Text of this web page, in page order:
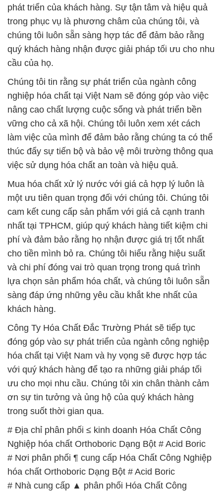
phát triển của khách hàng. Sự tận tâm và hiệu quả
trong phục vụ là phương châm của chúng tôi, và
chúng tôi luôn sẵn sàng hợp tác để đảm bảo rằng
quý khách hàng nhận được giải pháp tối ưu cho nhu
cầu của họ.
Chúng tôi tin rằng sự phát triển của ngành công
nghiệp hóa chất tại Việt Nam sẽ đóng góp vào việc
nâng cao chất lượng cuộc sống và phát triển bền
vững cho cả xã hội. Chúng tôi luôn xem xét cách
làm việc của mình để đảm bảo rằng chúng ta có thể
thúc đẩy sự tiến bộ và bảo vệ môi trường thông qua
việc sử dụng hóa chất an toàn và hiệu quả.
Mua hóa chất xử lý nước với giá cả hợp lý luôn là
một ưu tiên quan trọng đối với chúng tôi. Chúng tôi
cam kết cung cấp sản phẩm với giá cả cạnh tranh
nhất tại TPHCM, giúp quý khách hàng tiết kiệm chi
phí và đảm bảo rằng họ nhận được giá trị tốt nhất
cho tiền mình bỏ ra. Chúng tôi hiểu rằng hiệu suất
và chi phí đóng vai trò quan trọng trong quá trình
lựa chọn sản phẩm hóa chất, và chúng tôi luôn sẵn
sàng đáp ứng những yêu cầu khắt khe nhất của
khách hàng.
Công Ty Hóa Chất Đắc Trường Phát sẽ tiếp tục
đóng góp vào sự phát triển của ngành công nghiệp
hóa chất tại Việt Nam và hy vọng sẽ được hợp tác
với quý khách hàng để tạo ra những giải pháp tối
ưu cho mọi nhu cầu. Chúng tôi xin chân thành cảm
ơn sự tin tưởng và ủng hộ của quý khách hàng
trong suốt thời gian qua.
# Địa chỉ phân phối ≤ kinh doanh Hóa Chất Công
Nghiệp hóa chất Orthoboric Dạng Bột # Acid Boric
# Nơi phân phối ¶ cung cấp Hóa Chất Công Nghiệp
hóa chất Orthoboric Dạng Bột # Acid Boric
# Nhà cung cấp ▲ phân phối Hóa Chất Công